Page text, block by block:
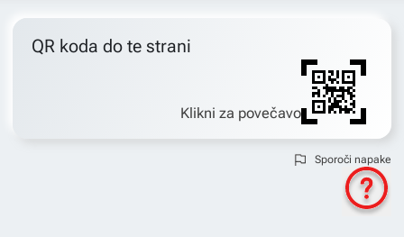
QR koda do te strani
Klikni za povečavo
Sporoči napake